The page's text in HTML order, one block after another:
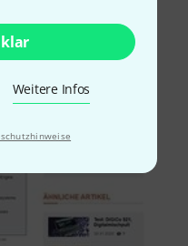
Weitere Infos